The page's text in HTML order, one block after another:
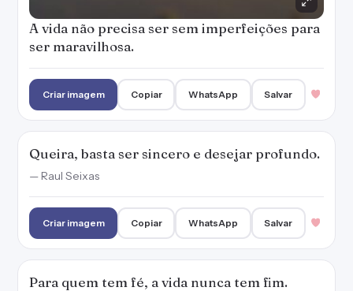
A vida não precisa ser sem imperfeições para
ser maravilhosa.
Criar imagem Copiar WhatsApp Salvar
Queira, basta ser sincero e desejar profundo.
— Raul Seixas
Criar imagem Copiar WhatsApp Salvar
Para quem tem fé, a vida nunca tem fim.